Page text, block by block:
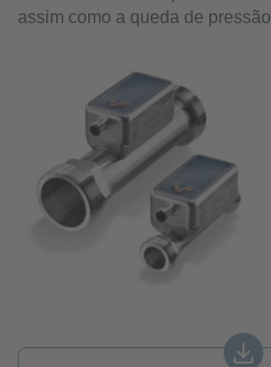
assim como a queda de